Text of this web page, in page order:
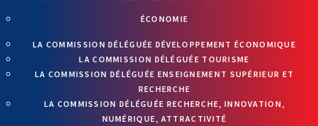
ÉCONOMIE
LA COMMISSION DÉLÉGUÉE DÉVELOPPEMENT ÉCONOMIQUE
LA COMMISSION DÉLÉGUÉE TOURISME
LA COMMISSION DÉLÉGUÉE ENSEIGNEMENT SUPÉRIEUR ET
RECHERCHE
LA COMMISSION DÉLÉGUÉE RECHERCHE, INNOVATION,
NUMÉRIQUE, ATTRACTIVITÉ